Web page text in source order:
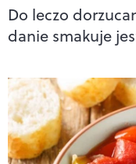
Do leczo
danie smakuje